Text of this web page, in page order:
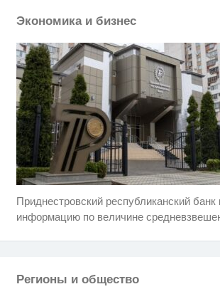
Экономика и бизнес
Приднестровский республиканский банк
информацию по величине
Регионы и общество
i
Скрытая камера на пляже
когда их не видят...
Ролик длится несколько секунд,
Ржу не переставая, это видео